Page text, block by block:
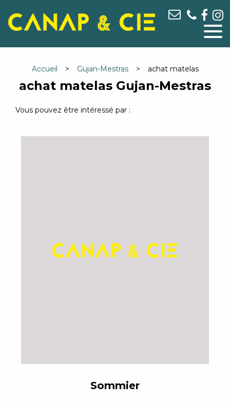
Accueil Gujan-Mestras achat matelas
achat matelas Gujan-Mestras
Vous pouvez être intéressé par :
Sommier